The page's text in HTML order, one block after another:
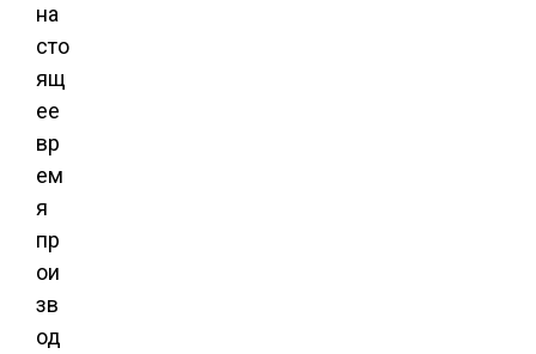
на
сто
ящ
ее
вр
ем
я
пр
ои
зв
од